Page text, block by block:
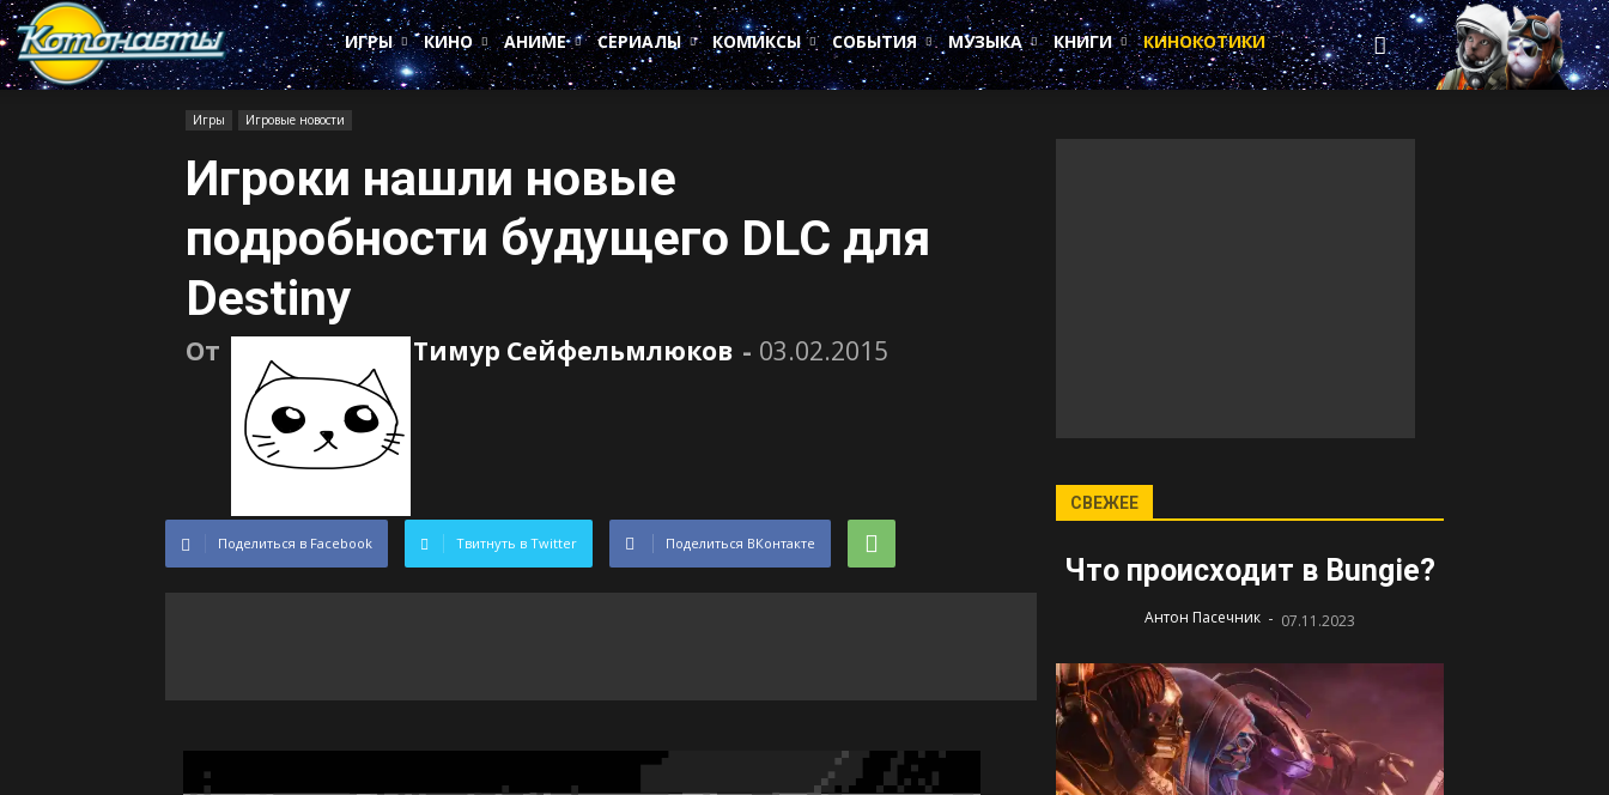
Котонавты
ИГРЫ
КИНО АНИМЕ СЕРИАЛЫ КОМИКСЫ СОБЫТИЯ МУЗЫКА КНИГИ КИНОКОТИКИ
Игры Игровые новости
Игроки нашли новые
подробности будущего DLC для
Destiny
От Тимур Сейфельмлюков - 03.02.2015
Поделиться в Facebook Твитнуть в Twitter Поделиться ВКонтакте
СВЕЖЕЕ
Что происходит в Bungie?
Антон Пасечник - 07.11.2023